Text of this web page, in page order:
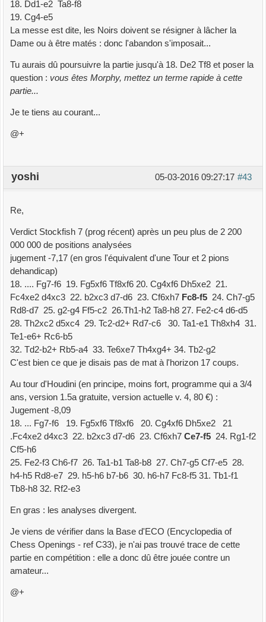
18. Dd1-e2 Ta8-f8
19. Cg4-e5
La messe est dite, les Noirs doivent se résigner à lâcher la
Dame ou à être matés : donc l'abandon s'imposait...
Tu aurais dû poursuivre la partie jusqu'à 18. De2 Tf8 et poser la
question : vous êtes Morphy, mettez un terme rapide à cette
partie...
Je te tiens au courant...
@+
#43
05-03-2016 09:27:17
yoshi
Re,
Verdict Stockfish 7 (prog récent) après un peu plus de 2 200
000 000 de positions analysées
jugement -7,17 (en gros l'équivalent d'une Tour et 2 pions
dehandicap)
18. .... Fg7-f6 19. Fg5xf6 Tf8xf6 20. Cg4xf6 Dh5xe2 21.
Fc4xe2 d4xc3 22. b2xc3 d7-d6 23. Cf6xh7 Fc8-f5 24. Ch7-g5
Rd8-d7 25. g2-g4 Ff5-c2 26.Th1-h2 Ta8-h8 27. Fe2-c4 d6-d5
28. Th2xc2 d5xc4 29. Tc2-d2+ Rd7-c6 30. Ta1-e1 Th8xh4 31.
Te1-e6+ Rc6-b5
32. Td2-b2+ Rb5-a4 33. Te6xe7 Th4xg4+ 34. Tb2-g2
C'est bien ce que je disais pas de mat à l'horizon 17 coups.
Au tour d'Houdini (en principe, moins fort, programme qui a 3/4
ans, version 1.5a gratuite, version actuelle v. 4, 80 €) :
Jugement -8,09
18. ... Fg7-f6 19. Fg5xf6 Tf8xf6 20. Cg4xf6 Dh5xe2 21
.Fc4xe2 d4xc3 22. b2xc3 d7-d6 23. Cf6xh7 Ce7-f5 24. Rg1-f2
Cf5-h6
25. Fe2-f3 Ch6-f7 26. Ta1-b1 Ta8-b8 27. Ch7-g5 Cf7-e5 28.
h4-h5 Rd8-e7 29. h5-h6 b7-b6 30. h6-h7 Fc8-f5 31. Tb1-f1
Tb8-h8 32. Rf2-e3
En gras : les analyses divergent.
Je viens de vérifier dans la Base d'ECO (Encyclopedia of
Chess Openings - ref C33), je n'ai pas trouvé trace de cette
partie en compétition : elle a donc dû être jouée contre un
amateur...
@+